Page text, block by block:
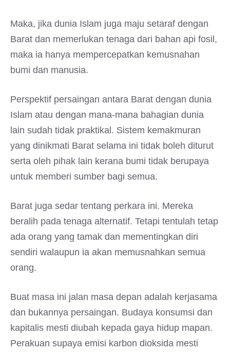
Maka, jika dunia Islam juga maju setaraf dengan
Barat dan memerlukan tenaga dari bahan api fosil,
maka ia hanya mempercepatkan kemusnahan
bumi dan manusia.
Perspektif persaingan antara Barat dengan dunia
Islam atau dengan mana-mana bahagian dunia
lain sudah tidak praktikal. Sistem kemakmuran
yang dinikmati Barat selama ini tidak boleh diturut
serta oleh pihak lain kerana bumi tidak berupaya
untuk memberi sumber bagi semua.
Barat juga sedar tentang perkara ini. Mereka
beralih pada tenaga alternatif. Tetapi tentulah tetap
ada orang yang tamak dan mementingkan diri
sendiri walaupun ia akan memusnahkan semua
orang.
Buat masa ini jalan masa depan adalah kerjasama
dan bukannya persaingan. Budaya konsumsi dan
kapitalis mesti diubah kepada gaya hidup mapan.
Perakuan supaya emisi karbon dioksida mesti